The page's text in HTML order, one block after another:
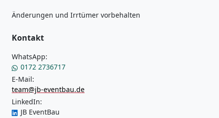
Änderungen und Irrtümer vorbehalten
Kontakt
WhatsApp:
0172 2736717
E-Mail:
team@jb-eventbau.de
LinkedIn:
JB EventBau